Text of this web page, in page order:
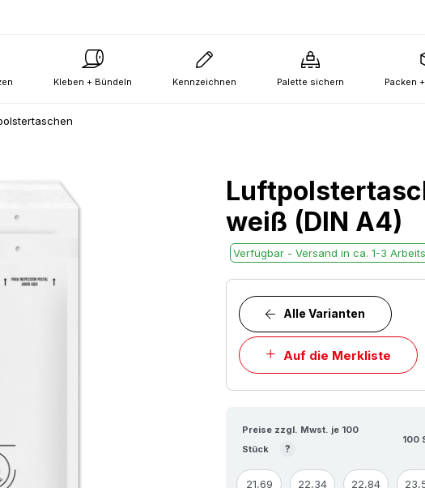
Kleben + Bündeln Kennzeichnen Palette sichern Packen
weiß (DIN A4)
Verfügbar - Versand in ca. 1-3
Auf die Merkliste
Alle Varianten
Preise zzgl. Mwst. je 100
Stück
?
100
21,69 22,34 22,84